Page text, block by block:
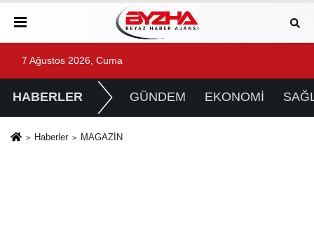
7 Ağustos 2026, Cuma
HABERLER GÜNDEM EKONOMİ
Haberler MAGAZİN